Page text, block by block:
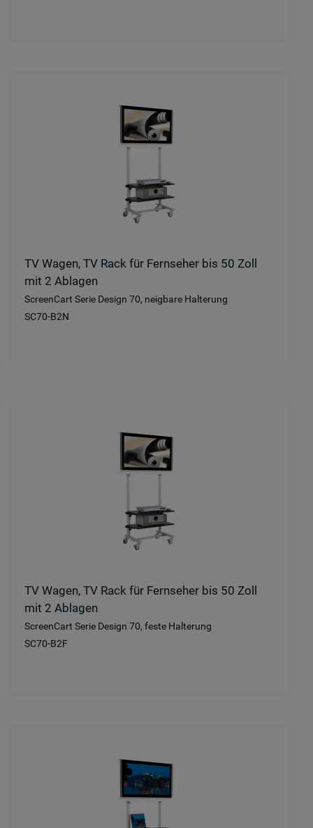
TV Wagen, TV Rack für Fernseher bis 50 Zoll
mit 2 Ablagen
ScreenCart Serie Design 70, neigbare Halterung
SC70-B2N
TV Wagen, TV Rack für Fernseher bis 50 Zoll
mit 2 Ablagen
ScreenCart Serie Design 70, feste Halterung
SC70-B2F